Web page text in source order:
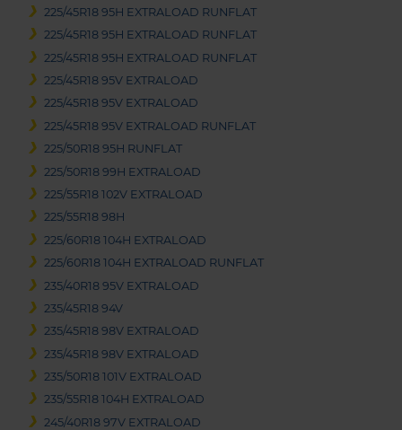
225/45R18 95H EXTRALOAD RUNFLAT
225/45R18 95H EXTRALOAD RUNFLAT
225/45R18 95H EXTRALOAD RUNFLAT
225/45R18 95V EXTRALOAD
225/45R18 95V EXTRALOAD
225/45R18 95V EXTRALOAD RUNFLAT
225/50R18 95H RUNFLAT
225/50R18 99H EXTRALOAD
225/55R18 102V EXTRALOAD
225/55R18 98H
225/60R18 104H EXTRALOAD
225/60R18 104H EXTRALOAD RUNFLAT
235/40R18 95V EXTRALOAD
235/45R18 94V
235/45R18 98V EXTRALOAD
235/45R18 98V EXTRALOAD
235/50R18 101V EXTRALOAD
235/55R18 104H EXTRALOAD
245/40R18 97V EXTRALOAD